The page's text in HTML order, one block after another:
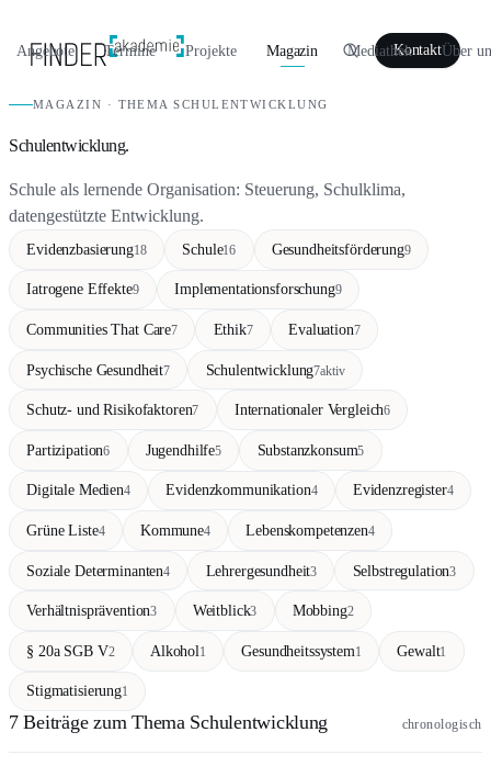
Angebote Termine Projekte Magazin Mediathek Über
Kontakt
MAGAZIN · THEMA SCHULENTWICKLUNG
Schulentwicklung.
Schule als lernende Organisation: Steuerung, Schulklima,
datengestützte Entwicklung.
Evidenzbasierung18 Schule16 Gesundheitsförderung9
Iatrogene Effekte9 Implementationsforschung9
Communities That Care7 Ethik7 Evaluation7
Psychische Gesundheit7 Schulentwicklung7aktiv
Schutz- und Risikofaktoren7 Internationaler Vergleich6
Partizipation6 Jugendhilfe5 Substanzkonsum5
Digitale Medien4 Evidenzkommunikation4 Evidenzregister4
Grüne Liste4 Kommune4 Lebenskompetenzen4
Soziale Determinanten4 Lehrergesundheit3 Selbstregulation3
Verhältnisprävention3 Weitblick3 Mobbing2
§ 20a SGB V2 Alkohol1 Gesundheitssystem1 Gewalt1
Stigmatisierung1
7 Beiträge zum Thema Schulentwicklung chronologisch